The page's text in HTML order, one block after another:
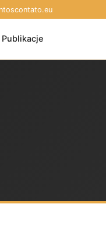
Publikacje